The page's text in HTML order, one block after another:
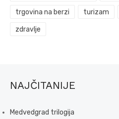
trgovina na berzi turizam
zdravlje
NAJČITANIJE
Medvedgrad trilogija